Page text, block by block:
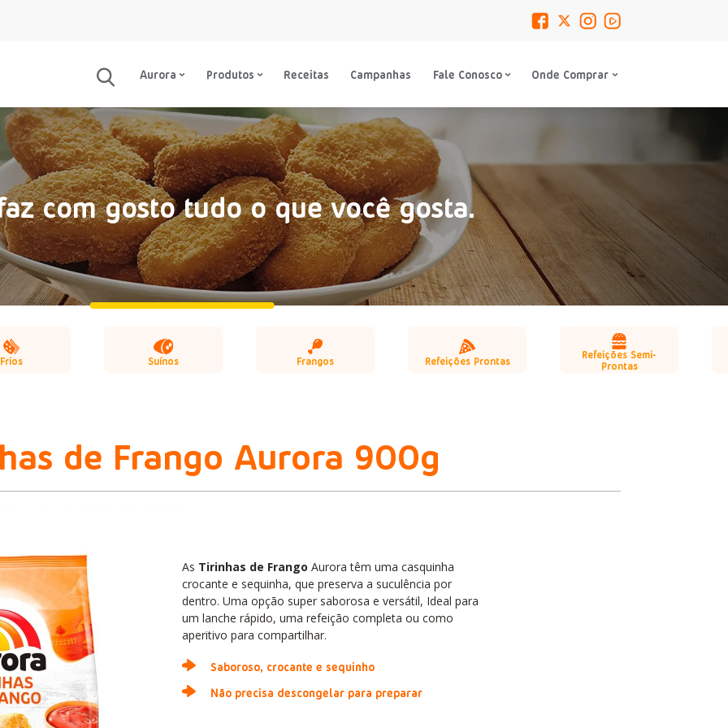
Aurora Produtos Receitas Campanhas Fale Conosco Onde Comprar
com gosto tudo o que você gosta.
Frios Suínos Frangos Refeições Prontas
Refeições Semi-
Prontas
de Frango Aurora 900g
As Tirinhas de Frango Aurora têm uma casquinha
crocante e sequinha, que preserva a suculência por
dentro. Uma opção super saborosa e versátil, Ideal para
um lanche rápido, uma refeição completa ou como
aperitivo para compartilhar.
Saboroso, crocante e sequinho
Não precisa descongelar para preparar